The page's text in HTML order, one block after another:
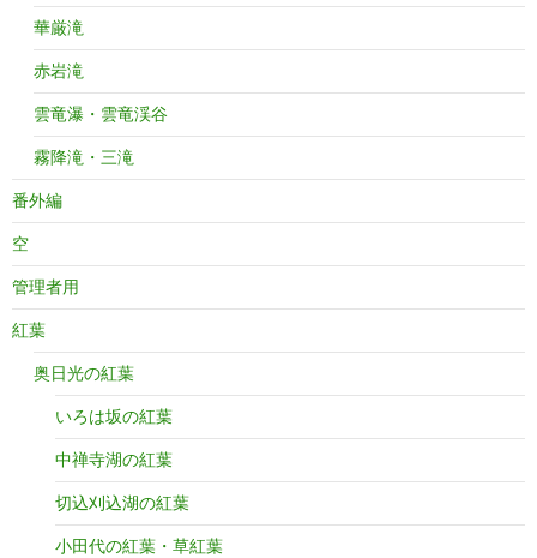
華厳滝
赤岩滝
雲竜瀑・雲竜渓谷
霧降滝・三滝
番外編
空
管理者用
紅葉
奥日光の紅葉
いろは坂の紅葉
中禅寺湖の紅葉
切込刈込湖の紅葉
小田代の紅葉・草紅葉